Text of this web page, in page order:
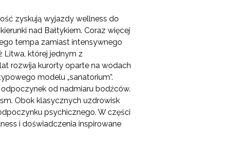
zyskują wyjazdy wellness do
nad Bałtykiem. Coraz więcej
tempa zamiast intensywnego
Litwa, której jednym z
rozwija kurorty oparte na wodach
modelu „sanatorium”.
od nadmiaru bodźców.
Obok klasycznych uzdrowisk
psychicznego. W części
i doświadczenia inspirowane